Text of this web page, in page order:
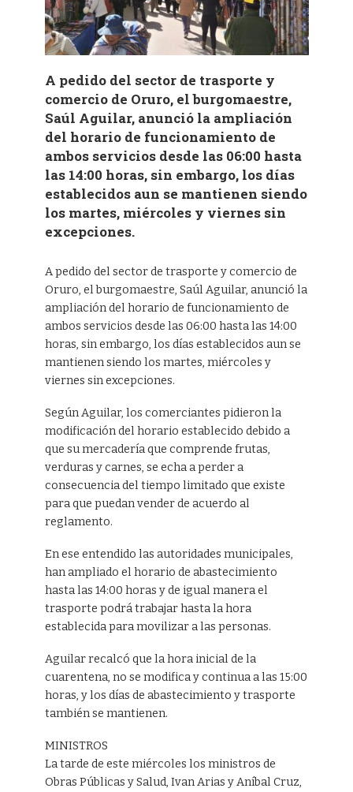
A pedido del sector de trasporte y
comercio de Oruro, el burgomaestre,
Saúl Aguilar, anunció la ampliación
del horario de funcionamiento de
ambos servicios desde las 06:00 hasta
las 14:00 horas, sin embargo, los días
establecidos aun se mantienen siendo
los martes, miércoles y viernes sin
excepciones.
A pedido del sector de trasporte y comercio de
Oruro, el burgomaestre, Saúl Aguilar, anunció la
ampliación del horario de funcionamiento de
ambos servicios desde las 06:00 hasta las 14:00
horas, sin embargo, los días establecidos aun se
mantienen siendo los martes, miércoles y
viernes sin excepciones.
Según Aguilar, los comerciantes pidieron la
modificación del horario establecido debido a
que su mercadería que comprende frutas,
verduras y carnes, se echa a perder a
consecuencia del tiempo limitado que existe
para que puedan vender de acuerdo al
reglamento.
En ese entendido las autoridades municipales,
han ampliado el horario de abastecimiento
hasta las 14:00 horas y de igual manera el
trasporte podrá trabajar hasta la hora
establecida para movilizar a las personas.
Aguilar recalcó que la hora inicial de la
cuarentena, no se modifica y continua a las 15:00
horas, y los días de abastecimiento y trasporte
también se mantienen.
MINISTROS
La tarde de este miércoles los ministros de
Obras Públicas y Salud, Ivan Arias y Aníbal Cruz,